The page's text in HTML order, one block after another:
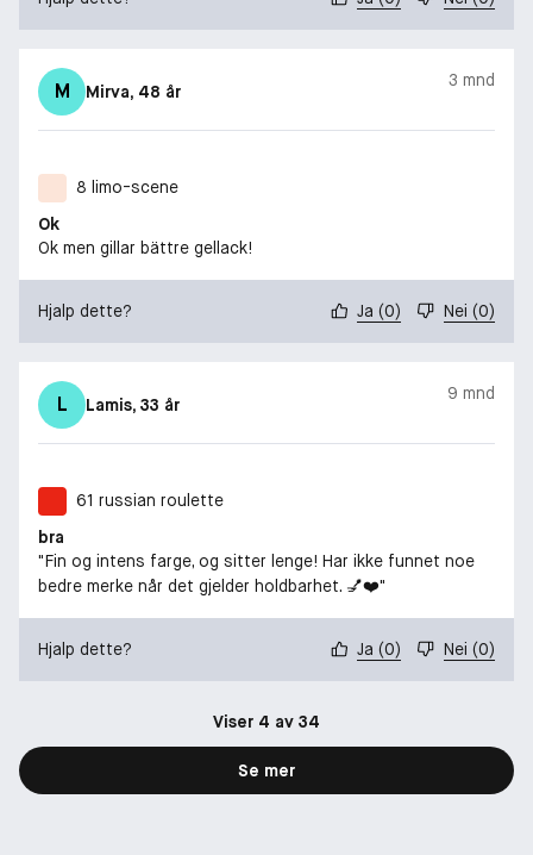
M Mirva, 48 år
3 mnd
8 limo-scene
Ok
Ok men gillar bättre gellack!
Hjalp dette? Ja (0) Nei (0)
L Lamis, 33 år
9 mnd
61 russian roulette
bra
"Fin og intens farge, og sitter lenge! Har ikke funnet noe
bedre merke når det gjelder holdbarhet. 💅❤️"
Hjalp dette? Ja (0) Nei (0)
Viser 4 av 34
Se mer